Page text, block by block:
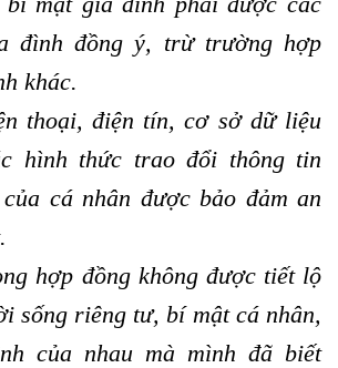
đình đồng ý, trừ trường hợp
khác.
thoại, điện tín, cơ sở dữ liệu
hình thức trao đổi thông tin
cá nhân được bảo đảm an
hợp đồng không được tiết lộ
sống riêng tư, bí mật cá nhân,
của nhau mà mình đã biết